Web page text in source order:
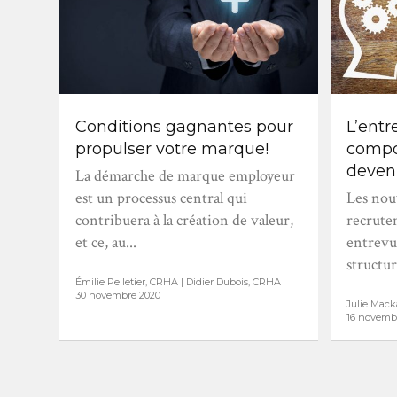
Conditions gagnantes pour
propulser votre marque!
La démarche de marque employeur
est un processus central qui
contribuera à la création de valeur,
et ce, au...
Émilie Pelletier, CRHA | Didier Dubois, CRHA
30 novembre 2020
Les
Julie
16